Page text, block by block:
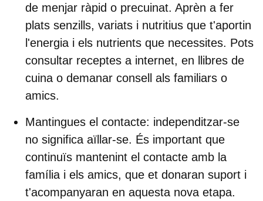
de menjar ràpid o precuinat. Aprèn a fer
plats senzills, variats i nutritius que t'aportin
l'energia i els nutrients que necessites. Pots
consultar receptes a internet, en llibres de
cuina o demanar consell als familiars o
amics.
Mantingues el contacte: independitzar-se
no significa aïllar-se. És important que
continuïs mantenint el contacte amb la
família i els amics, que et donaran suport i
t'acompanyaran en aquesta nova etapa.